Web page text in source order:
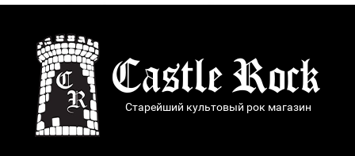
Старейший культовый рок магазин